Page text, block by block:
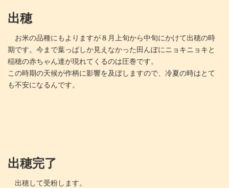
出穂
お米の品種にもよりますが８月上旬から中旬にかけて出穂の時
期です。今まで葉っぱしか見えなかった田んぼにニョキニョキと
稲穂の赤ちゃん達が現れてくるのは圧巻です。
この時期の天候が作柄に影響を及ぼしますので、冷夏の時はとて
も不安になるんです。
出穂完了
出穂して受粉します。